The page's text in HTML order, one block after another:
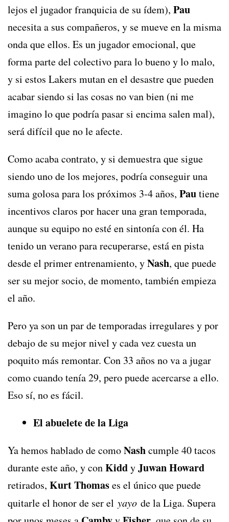
lejos el jugador franquicia de su ídem), Pau
necesita a sus compañeros, y se mueve en la misma
onda que ellos. Es un jugador emocional, que
forma parte del colectivo para lo bueno y lo malo,
y si estos Lakers mutan en el desastre que pueden
acabar siendo si las cosas no van bien (ni me
imagino lo que podría pasar si encima salen mal),
será difícil que no le afecte.
Como acaba contrato, y si demuestra que sigue
siendo uno de los mejores, podría conseguir una
suma golosa para los próximos 3-4 años, Pautiene
incentivos claros por hacer una gran temporada,
aunque su equipo no esté en sintonía con él. Ha
tenido un verano para recuperarse, está en pista
desde el primer entrenamiento, yNash, que puede
ser su mejor socio, de momento, también empieza
el año.
Pero ya son un par de temporadas irregulares y por
debajo de su mejor nivel y cada vez cuesta un
poquito más remontar. Con 33 años no va a jugar
como cuando tenía 29, pero puede acercarse a ello.
Eso sí, no es fácil.
El abuelete de la Liga
Ya hemos hablado de comoNashcumple 40 tacos
durante este año, y conKiddyJuwan Howard
retirados, Kurt Thomases el único que puede
quitarle el honor de ser el yayo de la Liga. Supera